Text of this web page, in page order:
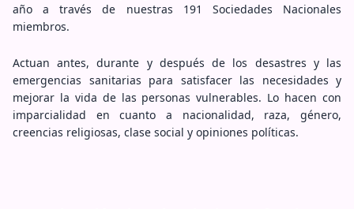
año a través de nuestras 191 Sociedades Nacionales
miembros.
Actuan antes, durante y después de los desastres y las
emergencias sanitarias para satisfacer las necesidades y
mejorar la vida de las personas vulnerables. Lo hacen con
imparcialidad en cuanto a nacionalidad, raza, género,
creencias religiosas, clase social y opiniones políticas.